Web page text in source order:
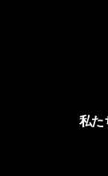
私た